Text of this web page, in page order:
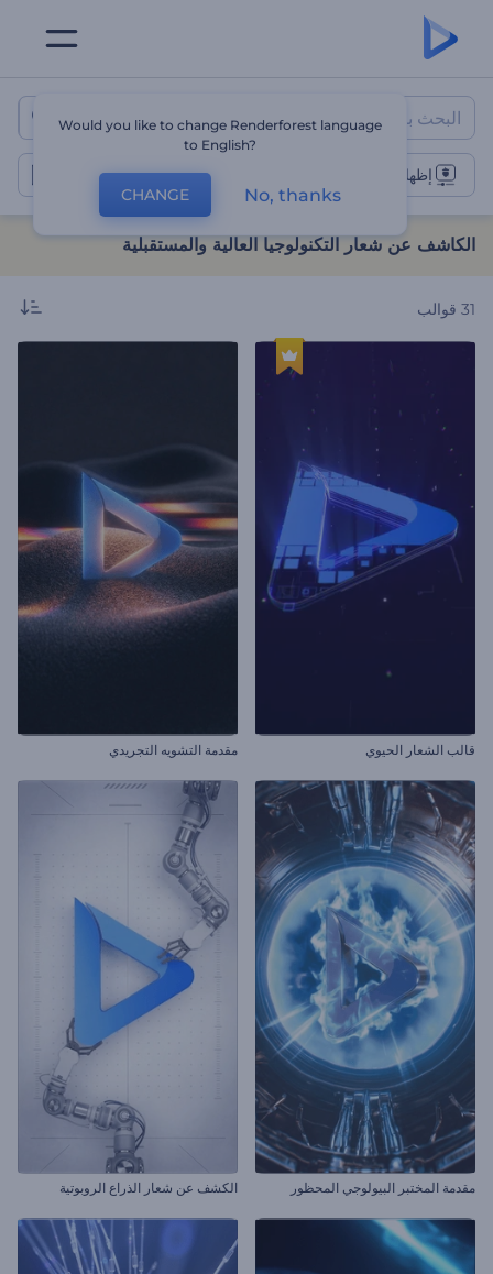
الكاشف عن شعار التكنولوجيا
إظهار شعار التكنولوجيا الفائقة
الكاشف عن شعار التكنولوجيا العالية والمستقبلية
31 قوالب
قالب الشعار الحيوي مقدمة التشويه التجريدي
مقدمة المختبر البيولوجي المحظور الكشف عن شعار الذراع الروبوتية
Would you like to change Renderforest language
to English?
CHANGE No, thanks